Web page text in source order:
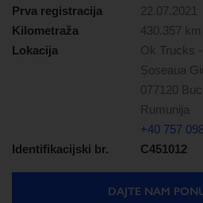
Prva registracija
22.07.2021
Kilometraža
430.357 km
Lokacija
Ok Trucks
Șoseaua
077120
Rumunija
+40 757
Identifikacijski br.
C451012
DAJTE NAM